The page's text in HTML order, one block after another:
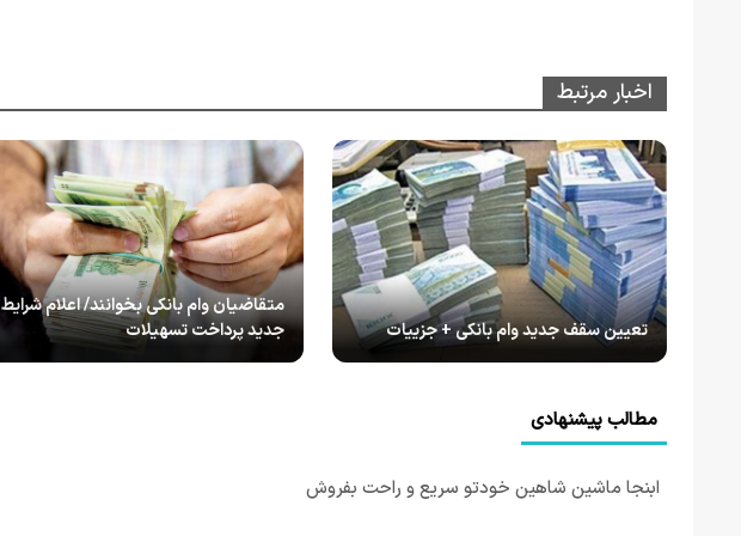
اخبار مرتبط
تعیین سقف جدید وام بانکی + جزییات
متقاضیان وام بانکی بخوانند/ اعلام شرایط
جدید پرداخت تسهیلات
مطالب پیشنهادی
ابنجا ماشین شاهین خودتو سریع و راحت بفروش